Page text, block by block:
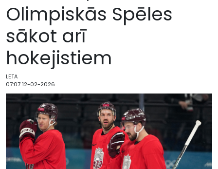
Olimpiskās Spēles
sākot arī
hokejistiem
LETA
07:07 12-02-2026